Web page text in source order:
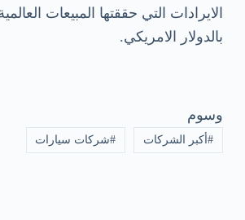
الايرادات التي حققتها المبيعات
بالدولار الامريكي.
وسوم
#أكبر الشركات #شركات سيارات